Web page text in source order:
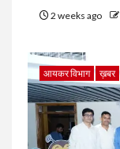
2 weeks ago
आयकर विभाग ख़बर